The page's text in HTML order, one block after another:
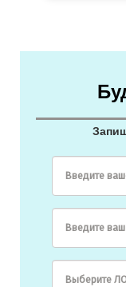
Введите
Введите